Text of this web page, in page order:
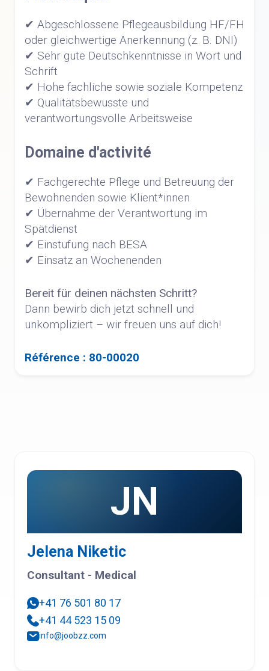
✔ Abgeschlossene Pflegeausbildung HF/FH
oder gleichwertige Anerkennung (z. B. DNI)
✔ Sehr gute Deutschkenntnisse in Wort und
Schrift
✔ Hohe fachliche sowie soziale Kompetenz
✔ Qualitätsbewusste und
verantwortungsvolle Arbeitsweise
Domaine d'activité
✔ Fachgerechte Pflege und Betreuung der
Bewohnenden sowie Klient*innen
✔ Übernahme der Verantwortung im
Spätdienst
✔ Einstufung nach BESA
✔ Einsatz an Wochenenden
Bereit für deinen nächsten Schritt?
Dann bewirb dich jetzt schnell und
unkompliziert – wir freuen uns auf dich!
Référence : 80-00020
JN
Jelena Niketic
Consultant - Medical
+41 76 501 80 17
+41 44 523 15 09
info@joobzz.com